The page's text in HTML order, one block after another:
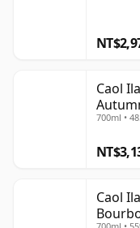
Caol
700ml •
Caol